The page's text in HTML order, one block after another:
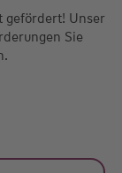
gefördert! Unser
Sie